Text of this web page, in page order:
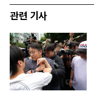
관련 기사